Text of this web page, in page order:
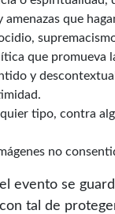
que
que promueva
y
tipo, contra
no
evento se
tal de